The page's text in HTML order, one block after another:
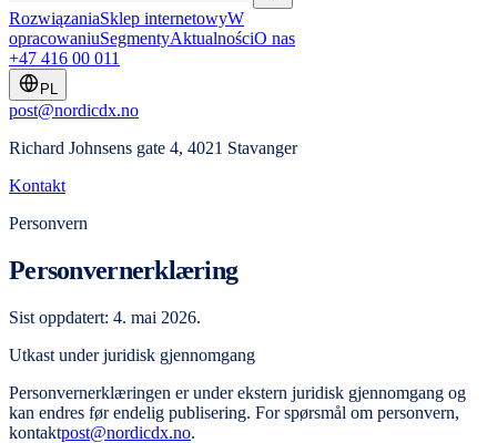
RozwiązaniaSklep internetowyW
opracowaniuSegmentyAktualnościO nas
+47 416 00 011
PL
post@nordicdx.no
Richard Johnsens gate 4, 4021 Stavanger
Kontakt
Personvern
Personvernerklæring
Sist oppdatert: 4. mai 2026.
Utkast under juridisk gjennomgang
Personvernerklæringen er under ekstern juridisk gjennomgang og
kan endres før endelig publisering. For spørsmål om personvern,
kontaktpost@nordicdx.no.